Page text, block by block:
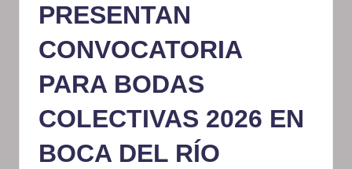
at
iv
o
PRESENTAN
CONVOCATORIA
PARA BODAS
COLECTIVAS 2026 EN
BOCA DEL RÍO